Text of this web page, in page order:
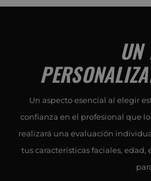
UN
Un aspecto esencial al elegir
confianza en el profesional que
realizará una evaluación
tus características faciales, edad,